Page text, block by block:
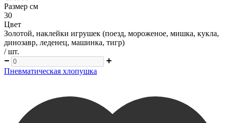
Размер см
30
Цвет
Золотой, наклейки игрушек (поезд, мороженое, мишка, кукла,
динозавр, леденец, машинка, тигр)
/ шт.
Пневматическая хлопушка